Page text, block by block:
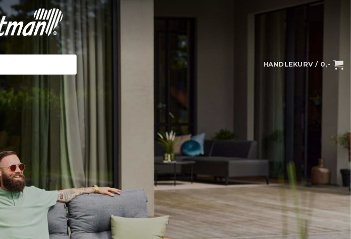
HANDLEKURV / 0,-